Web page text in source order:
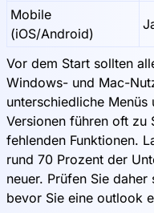
Mobile
(iOS/Android)
Vor dem Start sollten
Windows- und Mac-
unterschiedliche
Versionen führen oft zu
fehlenden Funktionen.
rund 70 Prozent der
neuer. Prüfen Sie
bevor Sie eine outlook